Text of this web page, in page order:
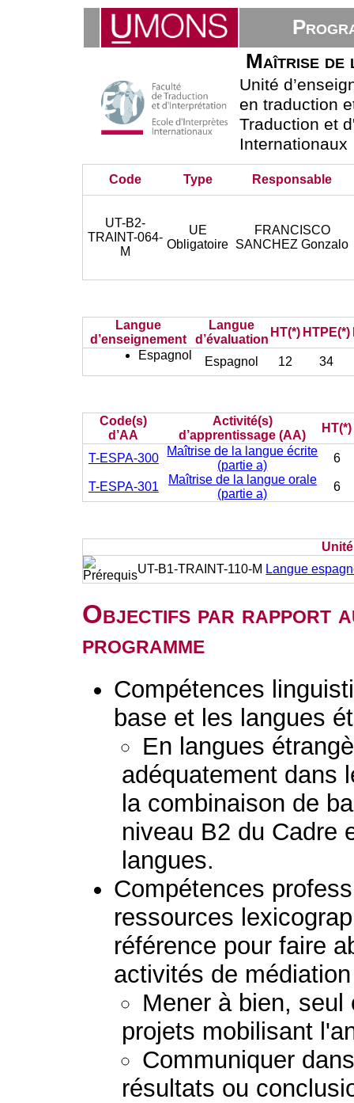
Maîtrise de
Unité
en traduction
Traduction et
Internationaux
Code Type Responsable
UT-B2-
TRAINT-064-
M
UE
Obligatoire
FRANCISCO
SANCHEZ Gonzalo
Langue
d’enseignement
Langue
d’évaluation
HT(*) HTPE(*)
Espagnol
Espagnol 12 34
Code(s)
d’AA
Activité(s)
d’apprentissage (AA)
HT(*)
T-ESPA-300
Maîtrise de la langue écrite
(partie a)
6
T-ESPA-301
Maîtrise de la langue orale
(partie a)
6
UT-B1-TRAINT-110-M Langue
Objectifs par rapport
programme
Compétences
base et les langues
En langues
adéquatement dans
la combinaison de
niveau B2 du Cadre
langues.
Compétences
ressources
référence pour faire
activités de
Mener à bien,
projets mobilisant
Communiquer
résultats ou